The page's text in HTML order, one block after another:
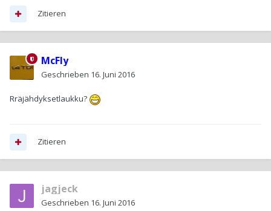
Zitieren
McFly
Geschrieben 16. Juni 2016
Rräjähdyksetlaukku?
Zitieren
jagjeck
Geschrieben 16. Juni 2016